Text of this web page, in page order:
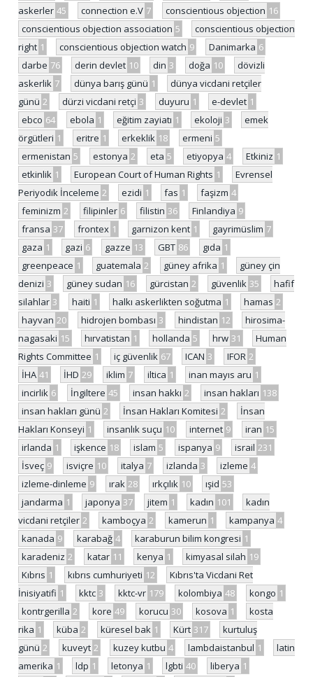
askerler 45 connection e.V 7 conscientious objection 16
conscientious objection association 5
conscientious objection
right 1 conscientious objection watch 9 Danimarka 6
darbe 76 derin devlet 10 din 3 doğa 10
dövizli
askerlik 7 dünya barış günü 1
dünya vicdani retçiler
günü 2 dürzi vicdani retçi 3 duyuru 1 e-devlet 1
ebco 64 ebola 1 eğitim zayiatı 1 ekoloji 3
emek
örgütleri 1 eritre 1 erkeklik 18 ermeni 5
ermenistan 5 estonya 2 eta 5 etiyopya 4 Etkiniz 1
etkinlik 1 European Court of Human Rights 1
Evrensel
Periyodik İnceleme 2 ezidi 1 fas 1 faşizm 4
feminizm 2 filipinler 6 filistin 36 Finlandiya 9
fransa 37 frontex 1 garnizon kent 1 gayrimüslim 7
gaza 1 gazi 6 gazze 13 GBT 86 gıda 1
greenpeace 1 guatemala 2 güney afrika 1
güney çin
denizi 3 güney sudan 16 gürcistan 2 güvenlik 35
hafif
silahlar 3 haiti 1 halkı askerlikten soğutma 1 hamas 2
hayvan 20 hidrojen bombası 3 hindistan 12
hirosima-
nagasaki 15 hırvatistan 1 hollanda 5 hrw 31
Human
Rights Committee 1 iç güvenlik 67 ICAN 3 IFOR 2
İHA 41 İHD 29 iklim 7 iltica 1 inan mayıs aru 1
incirlik 6 İngiltere 45 insan hakkı 2 insan hakları 138
insan hakları günü 2 İnsan Hakları Komitesi 2
İnsan
Hakları Konseyi 1 insanlık suçu 10 internet 9 iran 15
irlanda 1 işkence 18 islam 5 ispanya 9 israil 231
İsveç 9 isviçre 10 italya 7 izlanda 3 izleme 4
izleme-dinleme 9 ırak 28 ırkçılık 10 ışid 53
jandarma 1 japonya 37 jitem 1 kadın 101
kadın
vicdani retçiler 2 kamboçya 2 kamerun 1 kampanya 4
kanada 9 karabağ 4 karaburun bilim kongresi 1
karadeniz 2 katar 11 kenya 1 kimyasal silah 19
Kıbrıs 1 kıbrıs cumhuriyeti 12
Kıbrıs'ta Vicdani Ret
İnisiyatifi 1 kktc 3 kktc-vr 179 kolombiya 48 kongo 1
kontrgerilla 2 kore 49 korucu 30 kosova 1
kosta
rika 1 küba 2 küresel bak 1 Kürt 317
kurtuluş
günü 2 kuveyt 2 kuzey kutbu 4 lambdaistanbul 1
latin
amerika 1 ldp 1 letonya 1 lgbti 40 liberya 1